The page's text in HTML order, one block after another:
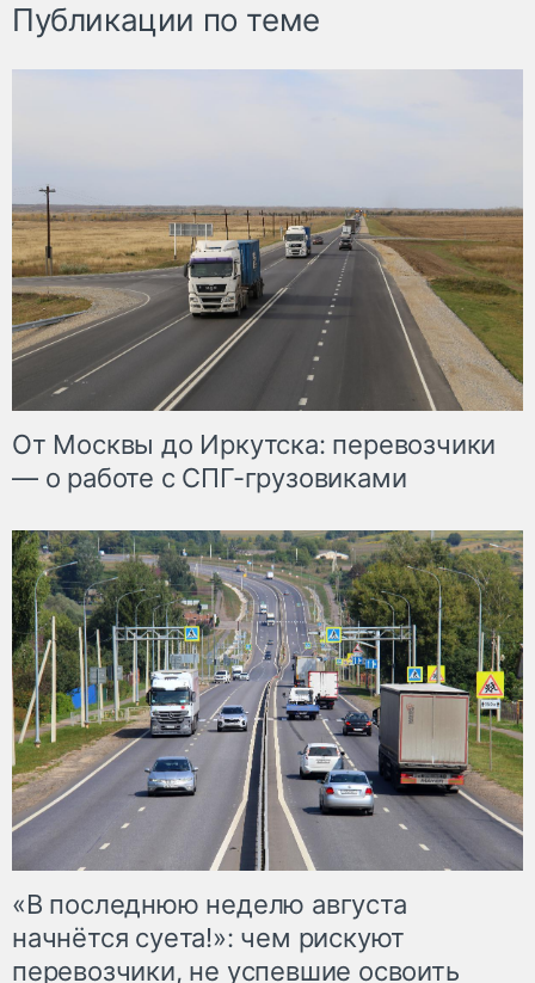
Публикации по теме
От Москвы до Иркутска: перевозчики
— о работе с СПГ-грузовиками
«В последнюю неделю августа
начнётся суета!»: чем рискуют
перевозчики, не успевшие освоить